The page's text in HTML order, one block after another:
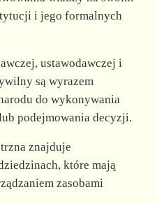
i jego formalnych
ustawodawczej i
są wyrazem
do wykonywania
podejmowania decyzji.
znajduje
które mają
zasobami